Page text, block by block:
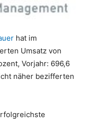
hat im
Umsatz von
Vorjahr: 696,6
näher bezifferten